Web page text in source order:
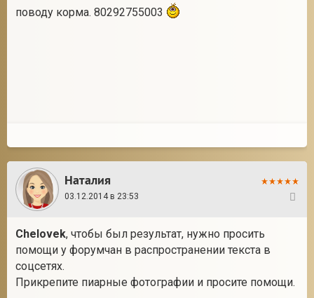
поводу корма. 80292755003
Наталия
03.12.2014 в 23:53
Chelovek, чтобы был результат, нужно просить
помощи у форумчан в распространении текста в
соцсетях.
Прикрепите пиарные фотографии и просите помощи.